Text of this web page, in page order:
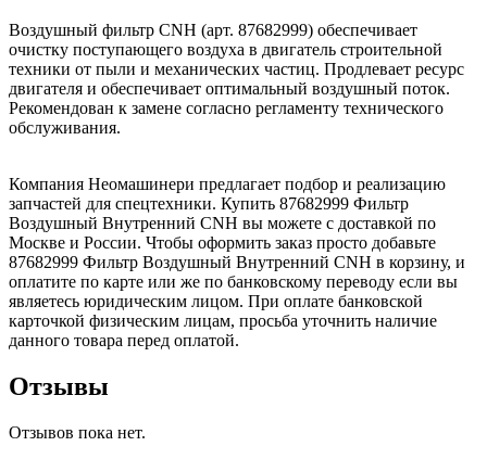
Воздушный фильтр CNH (арт. 87682999) обеспечивает
очистку поступающего воздуха в двигатель строительной
техники от пыли и механических частиц. Продлевает ресурс
двигателя и обеспечивает оптимальный воздушный поток.
Рекомендован к замене согласно регламенту технического
обслуживания.
Компания Неомашинери предлагает подбор и реализацию
запчастей для спецтехники. Купить 87682999 Фильтр
Воздушный Внутренний CNH вы можете с доставкой по
Москве и России. Чтобы оформить заказ просто добавьте
87682999 Фильтр Воздушный Внутренний CNH в корзину, и
оплатите по карте или же по банковскому переводу если вы
являетесь юридическим лицом. При оплате банковской
карточкой физическим лицам, просьба уточнить наличие
данного товара перед оплатой.
Отзывы
Отзывов пока нет.